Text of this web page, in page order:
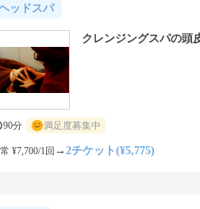
ッドスパ
クレンジングスパの頭
90分 満足度募集中
¥7,700/1回 → 2チケット(¥5,775)